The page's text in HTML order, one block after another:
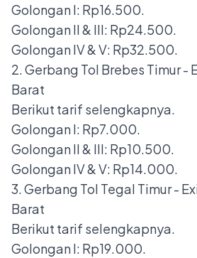
Golongan I: Rp16.500.
Golongan II & III: Rp24.500.
Golongan IV & V: Rp32.500.
2. Gerbang Tol Brebes Timur -
Barat
Berikut tarif selengkapnya.
Golongan I: Rp7.000.
Golongan II & III: Rp10.500.
Golongan IV & V: Rp14.000.
3. Gerbang Tol Tegal Timur -
Barat
Berikut tarif selengkapnya.
Golongan I: Rp19.000.